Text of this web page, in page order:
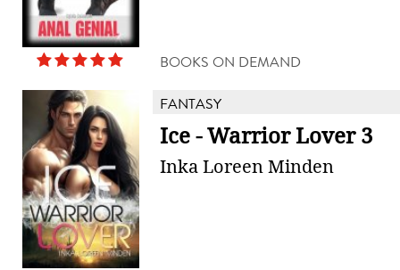
BOOKS ON DEMAND
FANTASY
Ice - Warrior Lover 3
Inka Loreen Minden